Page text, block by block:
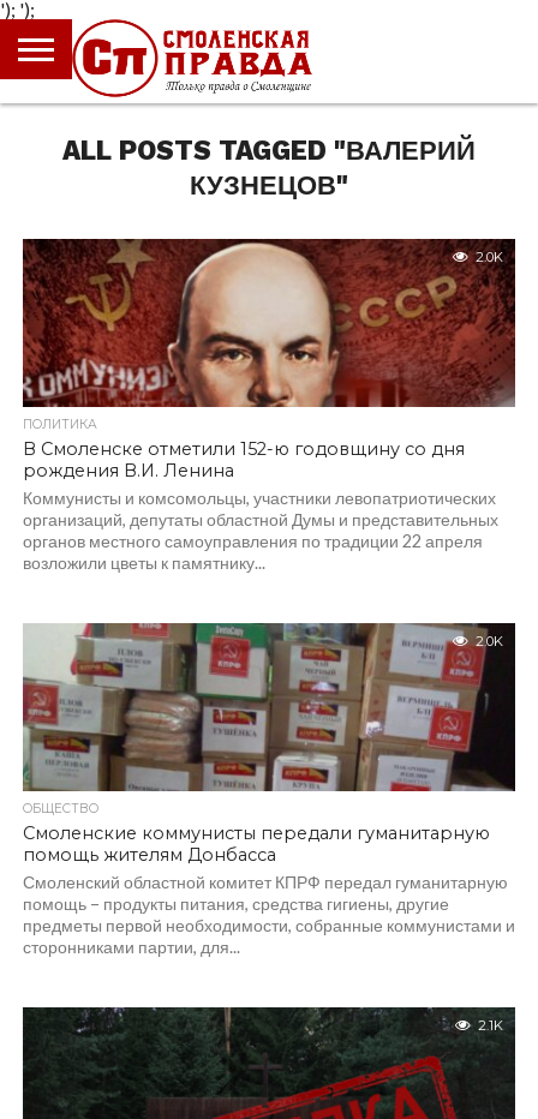
');
ГЛАВНАЯ
НОВОСТИ
ПРОИСШЕСТВИЯ
ПОЛИТИКА
КУЛЬТУРА
ЭКОНОМИКА
ОБЩЕСТВО
БЛОГИ
ALL POSTS TAGGED "ВАЛЕРИЙ
КУЗНЕЦОВ"
2.0K
ПОЛИТИКА
В Смоленске отметили 152-ю годовщину со дня
рождения В.И. Ленина
Коммунисты и комсомольцы, участники левопатриотических
организаций, депутаты областной Думы и представительных
органов местного самоуправления по традиции 22 апреля
возложили цветы к памятнику...
2.0K
ОБЩЕСТВО
Смоленские коммунисты передали гуманитарную
помощь жителям Донбасса
Смоленский областной комитет КПРФ передал гуманитарную
помощь – продукты питания, средства гигиены, другие
предметы первой необходимости, собранные коммунистами и
сторонниками партии, для...
2.1K
');